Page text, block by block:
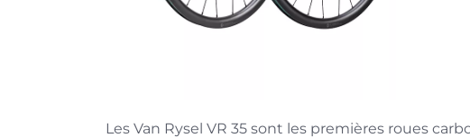
Les Van Rysel VR 35 sont les premières roues